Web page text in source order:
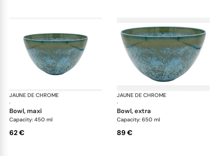
JAUNE DE CHROME
·
Nymphéa
bowl, maxi
Capacity: 450 ml
62 €
JAUNE DE CHROME
·
bowl, extra
Capacity: 650 ml
89 €